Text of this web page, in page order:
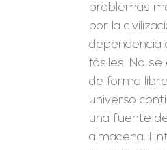
problemas
por la
dependencia
fósiles. No
de forma
universo
una fuente
almacena.